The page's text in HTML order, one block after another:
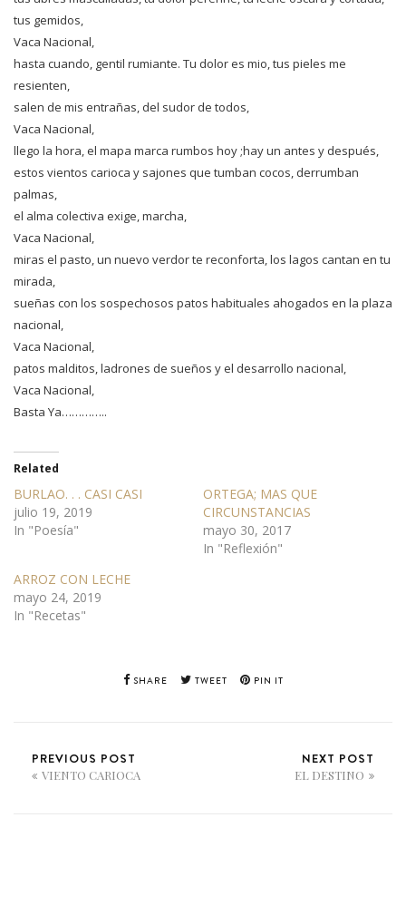
tus gemidos,
Vaca Nacional,
hasta cuando, gentil rumiante. Tu dolor es mio, tus pieles me
resienten,
salen de mis entrañas, del sudor de todos,
Vaca Nacional,
llego la hora, el mapa marca rumbos hoy ;hay un antes y después,
estos vientos carioca y sajones que tumban cocos, derrumban
palmas,
el alma colectiva exige, marcha,
Vaca Nacional,
miras el pasto, un nuevo verdor te reconforta, los lagos cantan en tu
mirada,
sueñas con los sospechosos patos habituales ahogados en la plaza
nacional,
Vaca Nacional,
patos malditos, ladrones de sueños y el desarrollo nacional,
Vaca Nacional,
Basta Ya…………..
Related
BURLAO. . . CASI CASI
julio 19, 2019
In "Poesía"
ORTEGA; MAS QUE
CIRCUNSTANCIAS
mayo 30, 2017
In "Reflexión"
ARROZ CON LECHE
mayo 24, 2019
In "Recetas"
SHARE TWEET PIN IT
PREVIOUS POST
VIENTO CARIOCA
NEXT POST
EL DESTINO